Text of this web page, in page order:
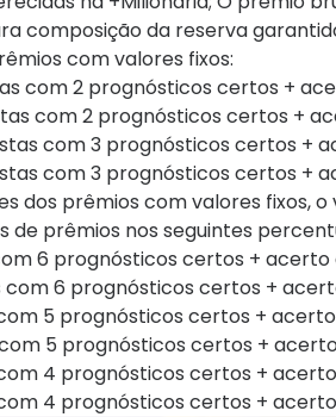
composição da reserva
com valores fixos:
com 2 prognósticos certos +
com 2 prognósticos certos +
com 3 prognósticos certos +
com 3 prognósticos certos +
dos prêmios com valores fixos,
de prêmios nos seguintes
6 prognósticos certos + acerto
com 6 prognósticos certos +
5 prognósticos certos +
5 prognósticos certos +
4 prognósticos certos +
4 prognósticos certos +